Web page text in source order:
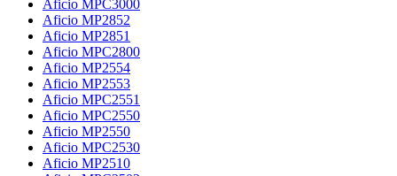
Aficio MPC3000
Aficio MP2852
Aficio MP2851
Aficio MPC2800
Aficio MP2554
Aficio MP2553
Aficio MPC2551
Aficio MPC2550
Aficio MP2550
Aficio MPC2530
Aficio MP2510